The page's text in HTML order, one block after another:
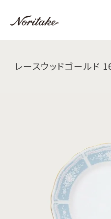
レースウッドゴールド